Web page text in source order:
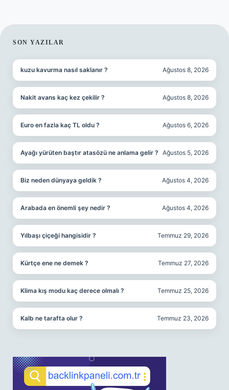
SIDEBAR
SON YAZILAR
kuzu kavurma nasıl saklanır ? Ağustos 8, 2026
Nakit avans kaç kez çekilir ? Ağustos 8, 2026
Euro en fazla kaç TL oldu ? Ağustos 6, 2026
Ayağı yürüten baştır atasözü ne anlama gelir ? Ağustos 5, 2026
Biz neden dünyaya geldik ? Ağustos 4, 2026
Arabada en önemli şey nedir ? Ağustos 4, 2026
Yılbaşı çiçeği hangisidir ? Temmuz 29, 2026
Kürtçe ene ne demek ? Temmuz 27, 2026
Klima kış modu kaç derece olmalı ? Temmuz 25, 2026
Kalb ne tarafta olur ? Temmuz 23, 2026